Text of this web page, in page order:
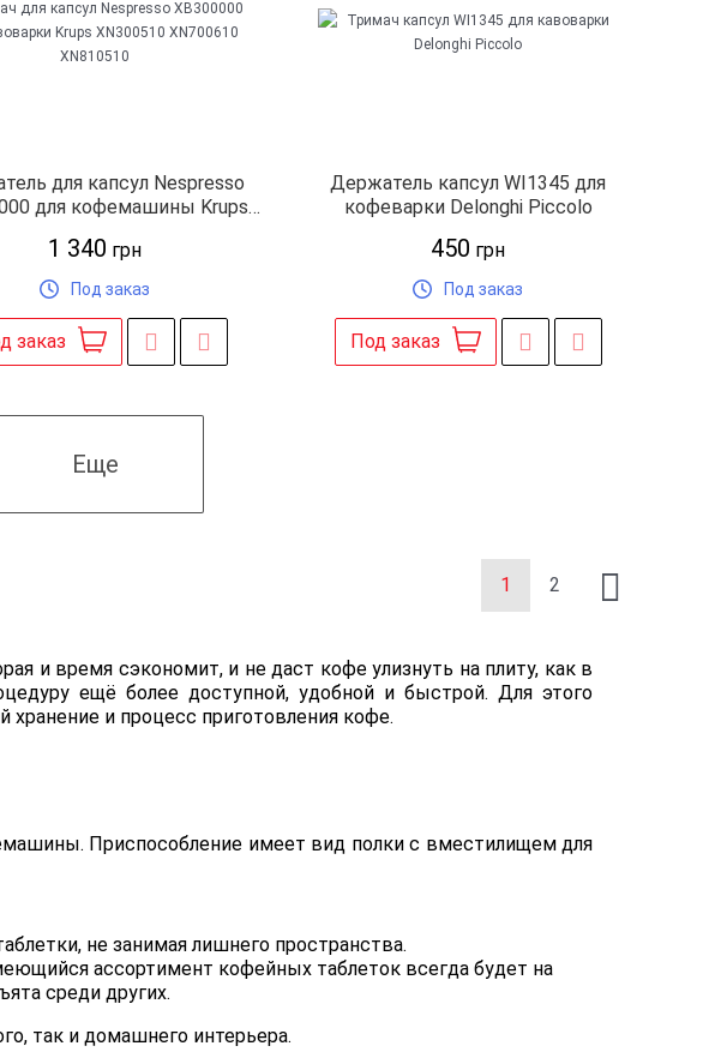
для капсул Nespresso
для кофемашины Krups
1 340 грн
Под заказ
заказ
Держатель капсул WI1345 для
кофеварки Delonghi Piccolo
450 грн
Под заказ
Под заказ
Еще
1 2
и время сэкономит, и не даст кофе улизнуть на плиту, как в
ещё более доступной, удобной и быстрой. Для этого
и процесс приготовления кофе.
Приспособление имеет вид полки с вместилищем для
не занимая лишнего пространства.
ассортимент кофейных таблеток всегда будет на
среди других.
так и домашнего интерьера.